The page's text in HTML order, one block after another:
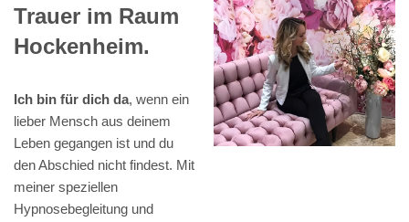
Trauer im Raum
Hockenheim.
Ich bin für dich da, wenn ein
lieber Mensch aus deinem
Leben gegangen ist und du
den Abschied nicht findest. Mit
meiner speziellen
Hypnosebegleitung und